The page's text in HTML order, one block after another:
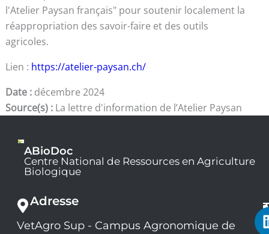
l'Atelier Paysan français" pour soutenir localement la
réappropriation des savoir-faire et des outils
agricoles.
Lien : https://atelier-paysan.ch/
Date : décembre 2024
Source(s) : La lettre d'information de l’Atelier Paysan
ABioDoc
Centre National de Ressources en Agriculture
Biologique
Adresse
VetAgro Sup - Campus Agronomique de